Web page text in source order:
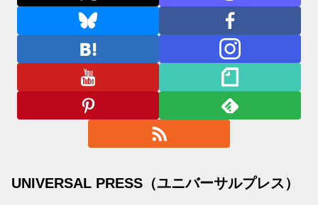
UNIVERSAL PRESS（ユニバーサルプレス）